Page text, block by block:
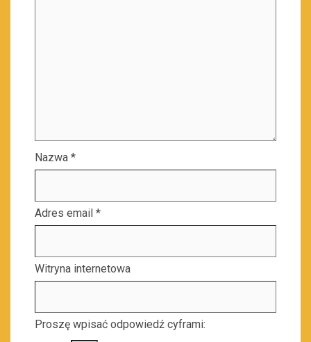
Nazwa *
Adres email *
Witryna internetowa
Proszę wpisać odpowiedź cyframi: